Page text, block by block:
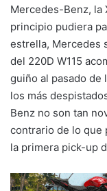
Mercedes-Benz, la
principio pudiera
estrella, Mercedes
del 220D W115
guiño al pasado de
los más
Benz no son tan
contrario de lo que
la primera pick-up